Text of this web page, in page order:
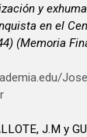
y
en el
(Memoria
J.M y